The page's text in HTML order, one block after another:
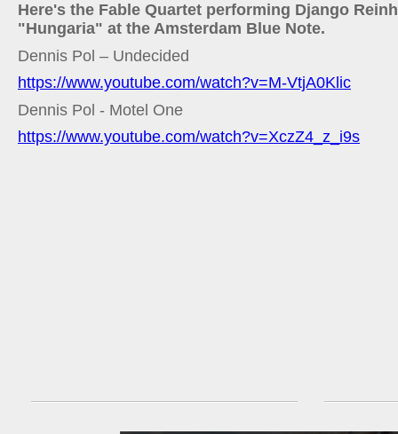
Here's the Fable Quartet performing Django
"Hungaria" at the Amsterdam Blue Note.
Dennis Pol – Undecided
https://www.youtube.com/watch?v=M-VtjA0Klic
Dennis Pol - Motel One
https://www.youtube.com/watch?v=XczZ4_z_i9s